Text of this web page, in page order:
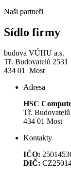
Naši partneři
Sídlo firmy
budova VÚHU a.s.
Tř. Budovatelů 2531
434 01 Most
Adresa
HSC
Tř. Budovatelů
434 01 Most
Kontakty
IČO:
DIČ: